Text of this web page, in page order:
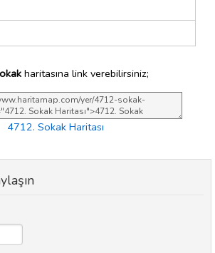
haritasına link verebilirsiniz;
4712. Sokak Haritası